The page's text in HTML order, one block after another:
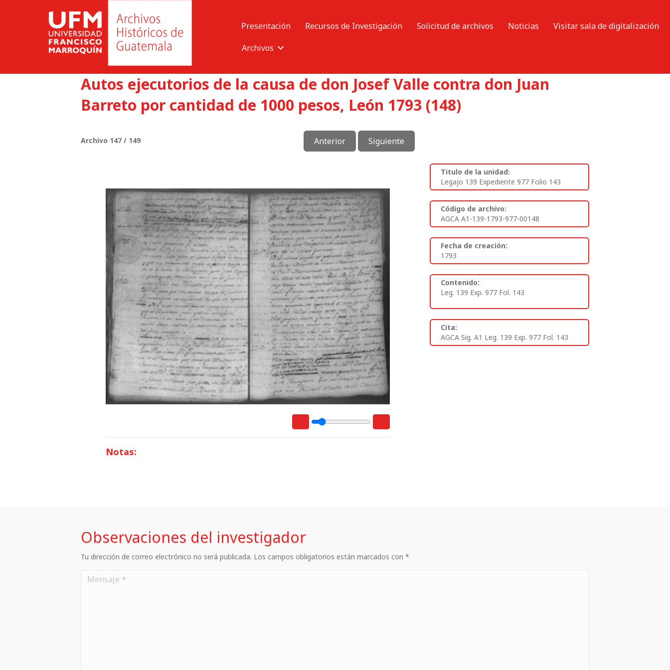
Presentación Recursos de Investigación Solicitud de archivos Noticias
Visitar sala de digitalización
Archivos
Autos ejecutorios de la causa de don Josef Valle contra don Juan
Barreto por cantidad de 1000 pesos, León 1793 (148)
Archivo 147 / 149 Anterior Siguiente
Notas:
Titulo de la unidad:
Legajo 139 Expediente 977 Folio 143
Código de archivo:
AGCA A1-139-1793-977-00148
Fecha de creación:
1793
Contenido:
Leg. 139 Exp. 977 Fol. 143
Cita:
AGCA Sig. A1 Leg. 139 Exp. 977 Fol. 143
Observaciones del investigador
Tu dirección de correo electrónico no será publicada. Los campos obligatorios están marcados con *